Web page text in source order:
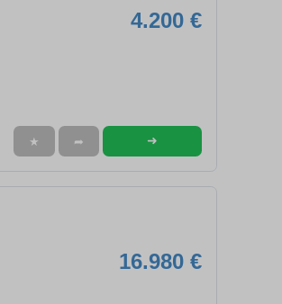
4.200 €
★ ➦ ➜
16.980 €